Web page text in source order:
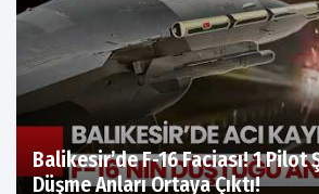
Balikesir’de F-16 Faciası! 1 Pilot
Düşme Anları Ortaya Çıktı!